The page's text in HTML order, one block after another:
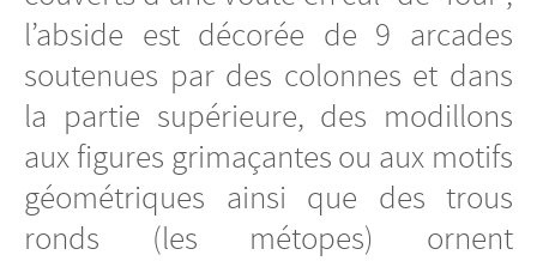
l’abside est décorée de 9 arcades
soutenues par des colonnes et dans
la partie supérieure, des modillons
aux figures grimaçantes ou aux motifs
géométriques ainsi que des trous
ronds (les métopes) ornent